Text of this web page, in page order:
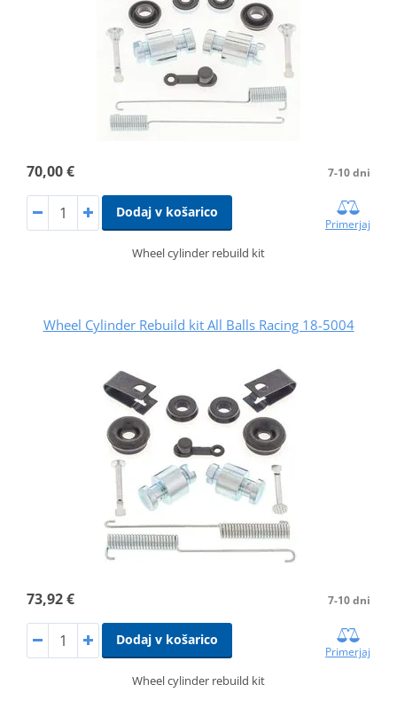
70,00 € 7-10 dni
Dodaj v košarico
Primerjaj
Wheel cylinder rebuild kit
Wheel Cylinder Rebuild kit All Balls Racing 18-5004
73,92 € 7-10 dni
Dodaj v košarico
Primerjaj
Wheel cylinder rebuild kit